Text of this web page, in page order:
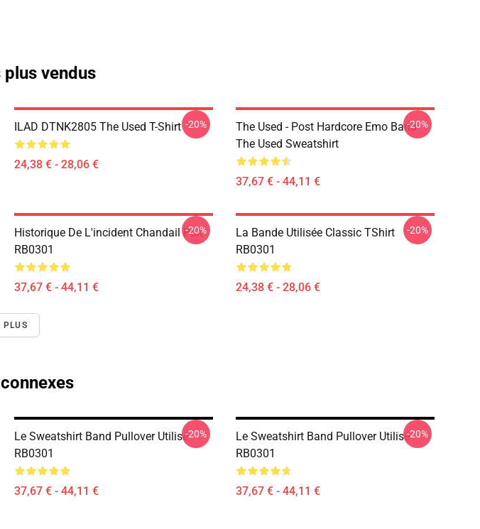
vendus
ILAD DTNK2805 The Used T-Shirt
24,38 € - 28,06 €
-20%
The Used - Post Hardcore Emo Band
The Used Sweatshirt
37,67 € - 44,11 €
-20%
Historique De L'incident Chandail Pull
RB0301
37,67 € - 44,11 €
-20%
La Bande Utilisée Classic TShirt
RB0301
24,38 € - 28,06 €
-20%
PLUS
Le Sweatshirt Band Pullover Utilisé
RB0301
37,67 € - 44,11 €
-20%
Le Sweatshirt Band Pullover Utilisé
RB0301
37,67 € - 44,11 €
-20%